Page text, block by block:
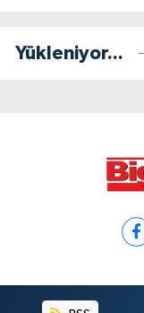
Yükleniyor...